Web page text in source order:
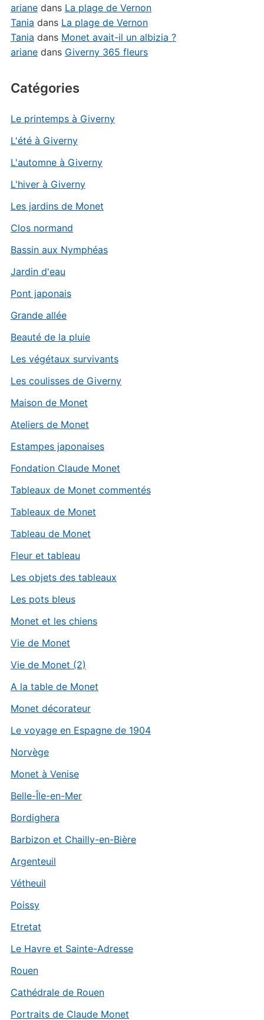
arianedans La plage de Vernon
Tania dans La plage de Vernon
Tania dans Monet avait-il un albizia ?
arianedans Giverny 365 fleurs
Catégories
Le printemps à Giverny
L'été à Giverny
L'automne à Giverny
L'hiver à Giverny
Les jardins de Monet
Clos normand
Bassin aux Nymphéas
Jardin d'eau
Pont japonais
Grande allée
Beauté de la pluie
Les végétaux survivants
Les coulisses de Giverny
Maison de Monet
Ateliers de Monet
Estampes japonaises
Fondation Claude Monet
Tableaux de Monet commentés
Tableaux de Monet
Tableau de Monet
Fleur et tableau
Les objets des tableaux
Les pots bleus
Monet et les chiens
Vie de Monet
Vie de Monet (2)
A la table de Monet
Monet décorateur
Le voyage en Espagne de 1904
Norvège
Monet à Venise
Belle-Île-en-Mer
Bordighera
Barbizon et Chailly-en-Bière
Argenteuil
Vétheuil
Poissy
Etretat
Le Havre et Sainte-Adresse
Rouen
Cathédrale de Rouen
Portraits de Claude Monet